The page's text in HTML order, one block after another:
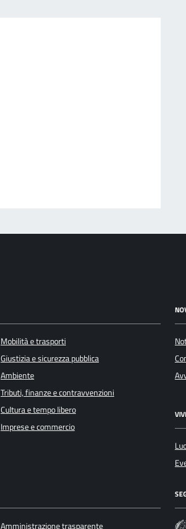
Mobilità e trasporti
Giustizia e sicurezza pubblica
Ambiente
Tributi, finanze e contravvenzioni
Cultura e tempo libero
Imprese e commercio
Amministrazione trasparente